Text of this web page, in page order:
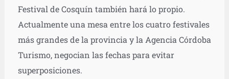
Festival de Cosquín también hará lo propio.
Actualmente una mesa entre los cuatro festivales
más grandes de la provincia y la Agencia Córdoba
Turismo, negocian las fechas para evitar
superposiciones.